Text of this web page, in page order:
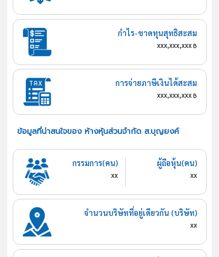
กำไร-ขาดทุนสุทธิสะสม
xxx,xxx,xxx฿
การจ่ายภาษีเงินได้สะสม
xxx,xxx,xxx฿
ข้อมูลที่น่าสนใจของ ห้างหุ้นส่วนจำกัด ส.บุญยงค์
กรรมการ(คน)
xx
ผู้ถือหุ้น(คน)
xx
จำนวนบริษัทที่อยู่เดียวกัน (บริษัท)
xx